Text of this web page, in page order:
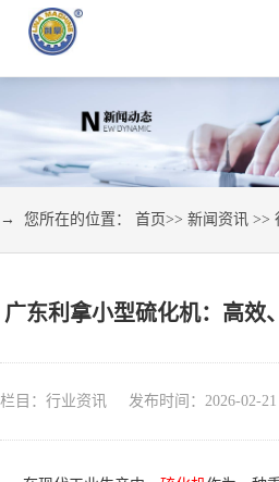
→ 您所在的位置： 首页>> 新闻资讯 >>
广东利拿小型硫化机：高效
栏目：行业资讯 发布时间：2026-02-